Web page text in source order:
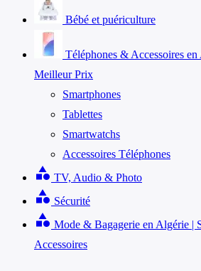
Bébé et puériculture
Téléphones & Accessoires
Meilleur Prix
Smartphones
Tablettes
Smartwatchs
Accessoires Téléphones
category TV, Audio & Photo
category Sécurité
category Mode & Bagagerie en Algérie |
Accessoires